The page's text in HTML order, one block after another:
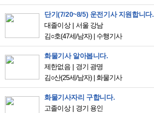
단기(7/20~8/5) 운전기사 지원합니다.
대졸이상
서울 강남
김○호(47세/남자) | 수행기사
화물기사 알아봅니다.
제한없음
경기 광명
김○산(25세/남자) | 화물기사
화물기사자리 구합니다.
고졸이상
경기 용인